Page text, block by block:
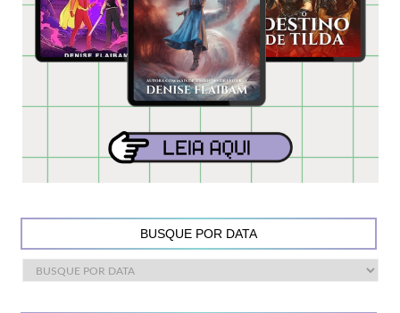
BUSQUE POR DATA